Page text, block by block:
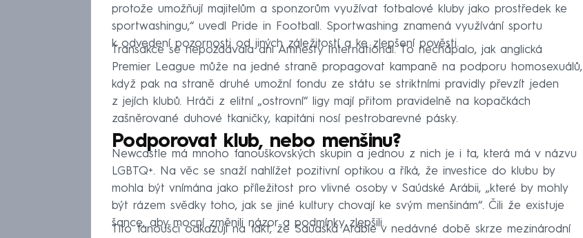
protože umožňují majitelům a sponzorům využívat fotbalové kluby jako prostředek ke
sportwashingu,“ uvedl Pride in Football. Sportwashing znamená využívání sportu
k odvedení pozornosti od jiných záležitostí a ke zlepšení pověsti.
Transakce se nepozdávala ani Amnesty International. To nechápalo, jak anglická
Premier League může na jedné straně propagovat kampaně na podporu homosexuálů,
když pak na straně druhé umožní fondu ze státu se striktními pravidly převzít jeden
z jejích klubů. Hráči z elitní „ostrovní“ ligy mají přitom pravidelně na kopačkách
zašněrované duhové tkaničky, kapitáni nosí pestrobarevné pásky.
Podporovat klub, nebo menšinu?
Newcastle má mnoho fanouškovských skupin a jednou z nich je i ta, která má v názvu
LGBTQ+. Na věc se snaží nahlížet pozitivní optikou a říká, že investice do klubu by
mohla být vnímána jako příležitost pro vlivné osoby v Saúdské Arábii, „které by mohly
být rázem svědky toho, jak se jiné kultury chovají ke svým menšinám“. Čili že existuje
šance, aby mocní změnili názor a podmínky zlepšili.
Tito fanoušci odkazují na fakt, že Saúdská Arábie v nedávné době skrze mezinárodní